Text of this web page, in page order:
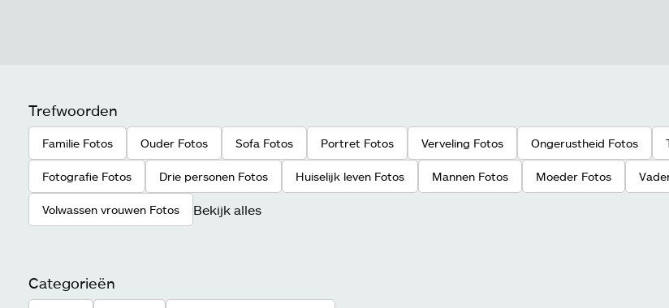
Trefwoorden
Familie Fotos Ouder Fotos Sofa Fotos Portret Fotos Verveling Fotos Ongerustheid Fotos
Fotografie Fotos Drie personen Fotos Huiselijk leven Fotos Mannen Fotos Moeder Fotos
Volwassen vrouwen Fotos Bekijk alles
Categorieën